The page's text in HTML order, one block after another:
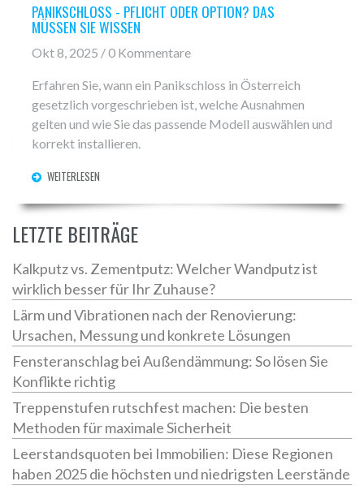
PANIKSCHLOSS - PFLICHT ODER OPTION? DAS
MÜSSEN SIE WISSEN
Okt 8, 2025 / 0 Kommentare
Erfahren Sie, wann ein Panikschloss in Österreich
gesetzlich vorgeschrieben ist, welche Ausnahmen
gelten und wie Sie das passende Modell auswählen und
korrekt installieren.
WEITERLESEN
LETZTE BEITRÄGE
Kalkputz vs. Zementputz: Welcher Wandputz ist
wirklich besser für Ihr Zuhause?
Lärm und Vibrationen nach der Renovierung:
Ursachen, Messung und konkrete Lösungen
Fensteranschlag bei Außendämmung: So lösen Sie
Konflikte richtig
Treppenstufen rutschfest machen: Die besten
Methoden für maximale Sicherheit
Leerstandsquoten bei Immobilien: Diese Regionen
haben 2025 die höchsten und niedrigsten Leerstände